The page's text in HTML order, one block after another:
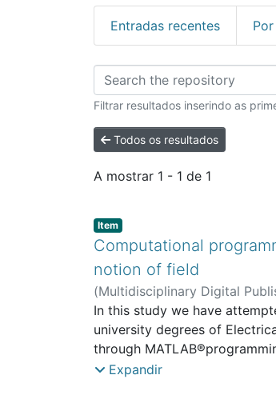
Entradas recentes
Percorrer
Filtrar resultados inserindo as
Todos os resultados
A mostrar 1 - 1 de 1
Item type:
Item,
Computational
notion of field
(Multidisciplinary Digital
Engineering;CeiED -
In this study we have
university degrees of
through
field (both static) and
To evaluate the usefulness
Expandir